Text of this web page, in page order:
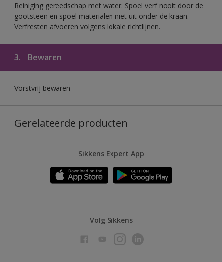
Reiniging gereedschap met water. Spoel verf nooit door de
gootsteen en spoel materialen niet uit onder de kraan.
Verfresten afvoeren volgens lokale richtlijnen.
3. Bewaren
Vorstvrij bewaren
Gerelateerde producten
Sikkens Expert App
Volg Sikkens